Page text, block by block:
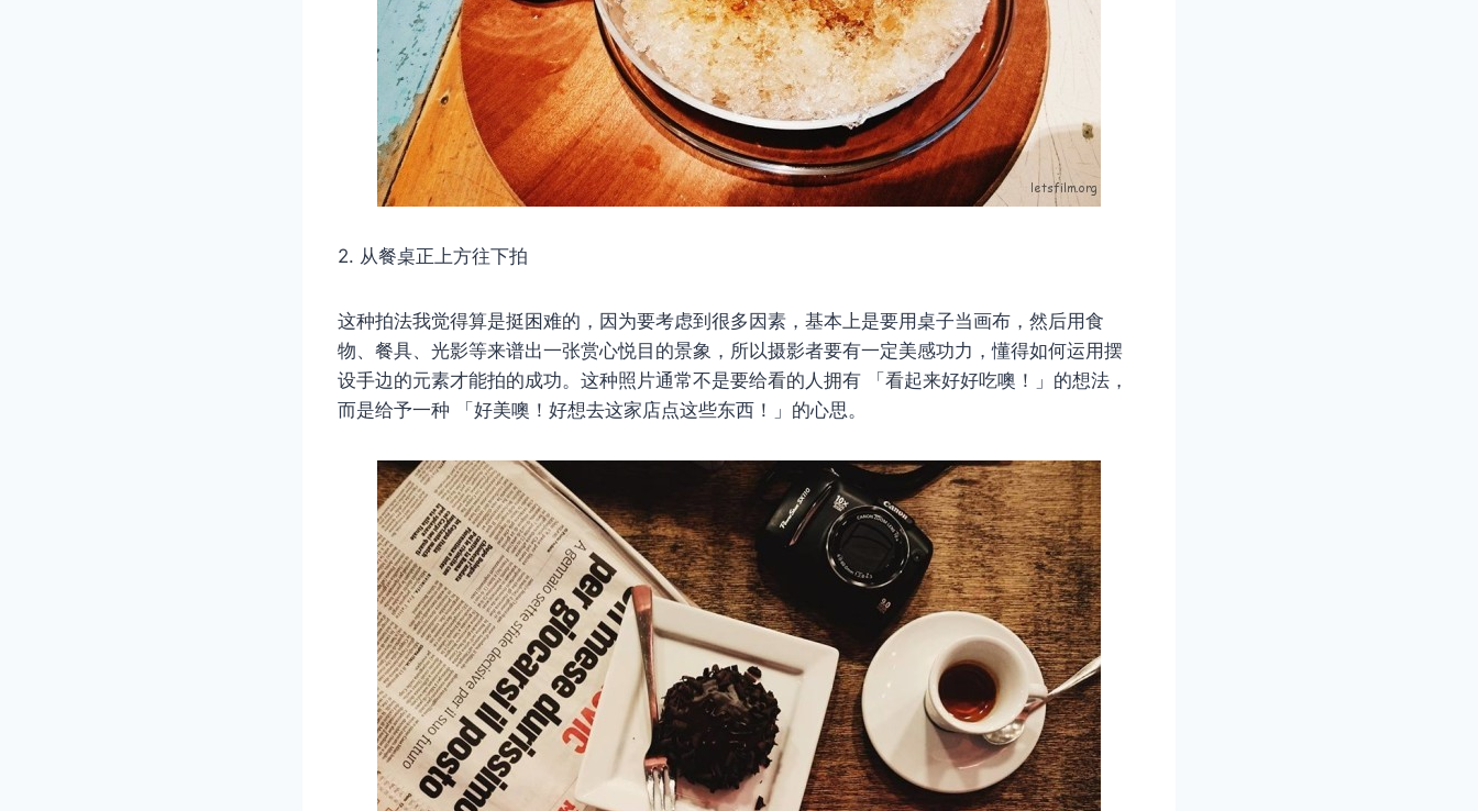
2. 从餐桌正上方往下拍
这种拍法我觉得算是挺困难的，因为要考虑到很多因素，基本上是要用桌子当画布，然后用食
物、餐具、光影等来谱出一张赏心悦目的景象，所以摄影者要有一定美感功力，懂得如何运用摆
设手边的元素才能拍的成功。这种照片通常不是要给看的人拥有 「看起来好好吃噢！」的想法，
而是给予一种 「好美噢！好想去这家店点这些东西！」的心思。